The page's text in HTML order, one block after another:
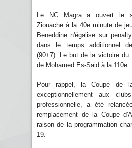
Le NC Magra a ouvert le
Ziouache à la 40e minute de
Beneddine n'égalise sur
dans le temps additionnel
(90+7). Le but de la victoire
de Mohamed Es-Said à la 110e.
Pour rappel, la Coupe de
exceptionnellement aux
professionnelle, a été
remplacement de la Coupe
raison de la programmation
19.